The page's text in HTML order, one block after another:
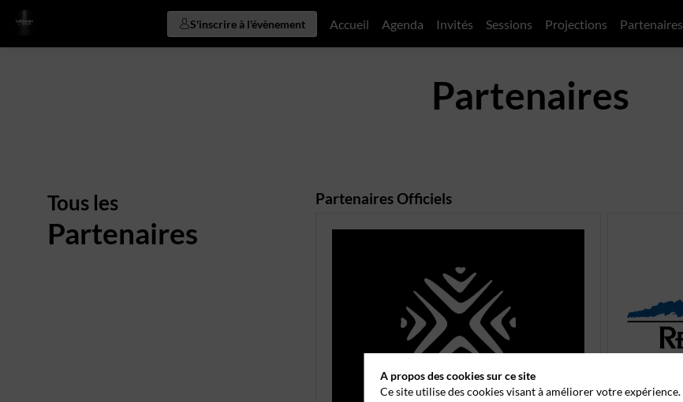
S'inscrire à l'évènement Accueil Agenda Invités Sessions Projections Partenaires
Partenaires
Tous les
Partenaires
Partenaires Officiels
A propos des cookies sur ce site
Ce site utilise des cookies visant à améliorer votre expérience.